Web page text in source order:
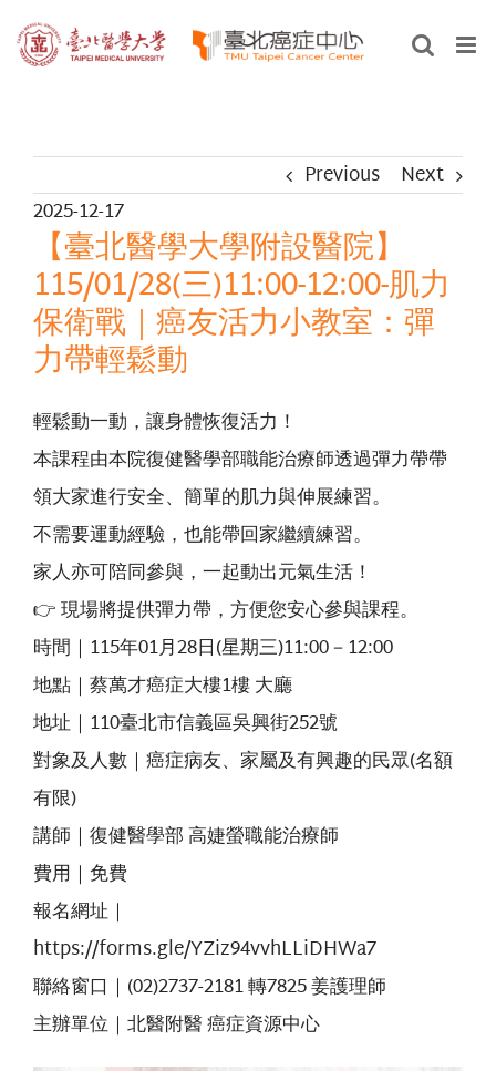
Skip
to
Previous
Next
2025-12-17
【臺北醫學大學附設醫院】
115/01/28(三)11:00-12:00-肌力
保衛戰｜癌友活力小教室：彈
力帶輕鬆動
輕鬆動一動，讓身體恢復活力！
本課程由本院復健醫學部職能治療師透過彈力帶帶
領大家進行安全、簡單的肌力與伸展練習。
不需要運動經驗，也能帶回家繼續練習。
家人亦可陪同參與，一起動出元氣生活！
👉 現場將提供彈力帶，方便您安心參與課程。
時間｜115年01月28日(星期三)11:00－12:00
地點｜蔡萬才癌症大樓1樓 大廳
地址｜110臺北市信義區吳興街252號
對象及人數｜癌症病友、家屬及有興趣的民眾(名額
有限)
講師｜復健醫學部 高婕螢職能治療師
費用｜免費
報名網址｜
https://forms.gle/YZiz94vvhLLiDHWa7
聯絡窗口｜(02)2737-2181 轉7825 姜護理師
主辦單位｜北醫附醫 癌症資源中心